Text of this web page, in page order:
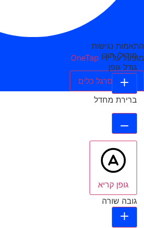
התאמות נגישות
מופעל על ידי OneTap
הסתר סרגל כלים
מודולי תוכן
גודל גופן
ברירת מחדל
גופן קריא
גובה שורה